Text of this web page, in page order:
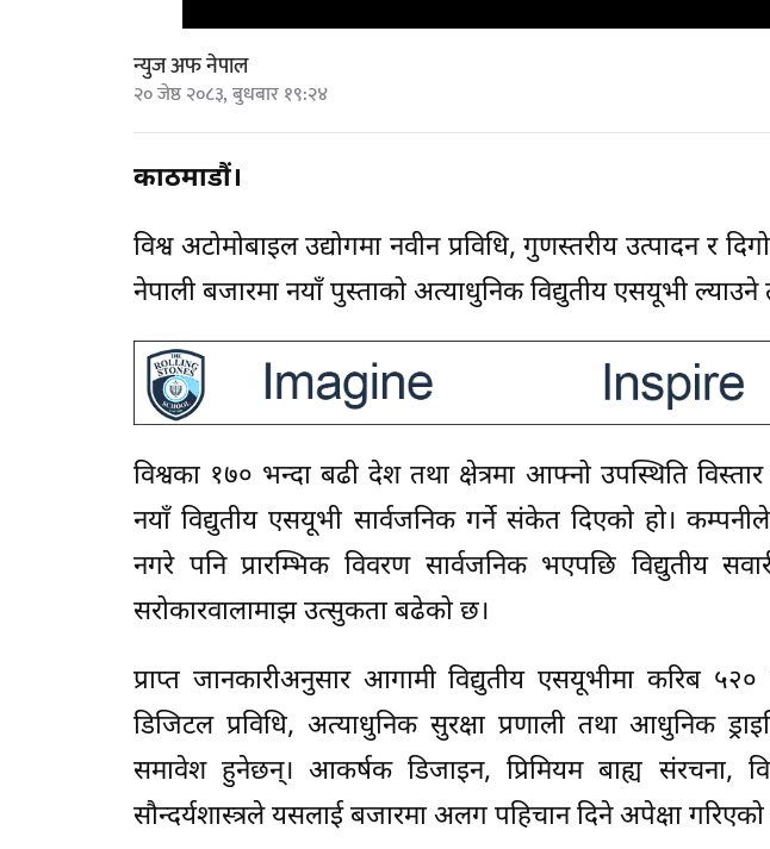
न्युज अफ नेपाल
२० जेष्ठ २०८३, बुधबार १९:२४
काठमाडौं।
विश्व अटोमोबाइल उद्योगमा नवीन प्रविधि, गुणस्तरीय उत्पादन र
नेपाली बजारमा नयाँ पुस्ताको अत्याधुनिक विद्युतीय एसयूभी ल्याउने
विश्वका १७० भन्दा बढी देश तथा क्षेत्रमा आफ्नो उपस्थिति
नयाँ विद्युतीय एसयूभी सार्वजनिक गर्ने संकेत दिएको हो।
नगरे पनि प्रारम्भिक विवरण सार्वजनिक भएपछि विद्युतीय
सरोकारवालामाझ उत्सुकता बढेको छ।
प्राप्त जानकारीअनुसार आगामी विद्युतीय एसयूभीमा करिब ५२०
डिजिटल प्रविधि, अत्याधुनिक सुरक्षा प्रणाली तथा आधुनिक
समावेश हुनेछन्। आकर्षक डिजाइन, प्रिमियम बाह्य संरचना,
सौन्दर्यशास्त्रले यसलाई बजारमा अलग पहिचान दिने अपेक्षा